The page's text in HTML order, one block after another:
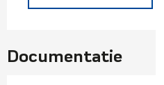
Documentatie